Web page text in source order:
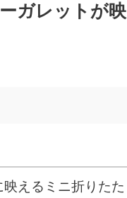
ガレットが映
えるミニ折りたた